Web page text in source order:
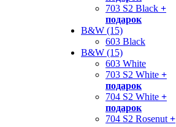
703 S2 Black +
подарок
B&W (15)
603 Black
B&W (15)
603 White
703 S2 White +
подарок
704 S2 White +
подарок
704 S2 Rosenut +